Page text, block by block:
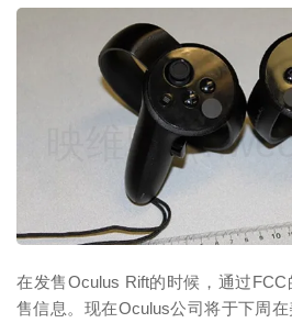
在发售Oculus Rift的时候，通过
售信息。现在Oculus公司将于下周
映维网（